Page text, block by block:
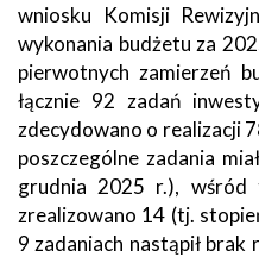
wniosku Komisji
wykonania budżetu za
pierwotnych zamierzeń
łącznie 92 zadań
zdecydowano o realizacji
poszczególne zadania
grudnia 2025 r.), wśród
zrealizowano 14 (tj.
9 zadaniach nastąpił